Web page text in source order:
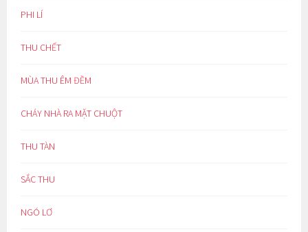
PHI LÍ
THU CHẾT
MÙA THU ÊM ĐỀM
CHÁY NHÀ RA MẶT CHUỘT
THU TÀN
SẮC THU
NGÓ LƠ